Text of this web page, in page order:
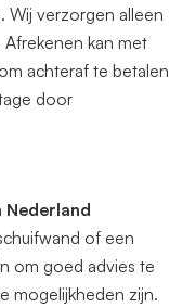
Wij verzorgen alleen
kan met
achteraf te betalen
door
Nederland
of een
om goed advies te
mogelijkheden zijn.